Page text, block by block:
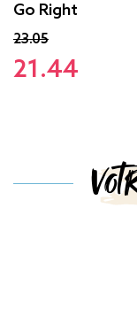
Go Right
23.05
21.44